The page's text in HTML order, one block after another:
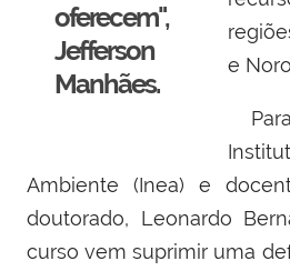
oferecem",
Jefferson
Manhães.
e
Ambiente (Inea) e
doutorado, Leonardo
curso vem suprimir uma